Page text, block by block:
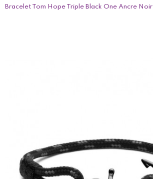
Bracelet Tom Hope Triple Black One Ancre Noir